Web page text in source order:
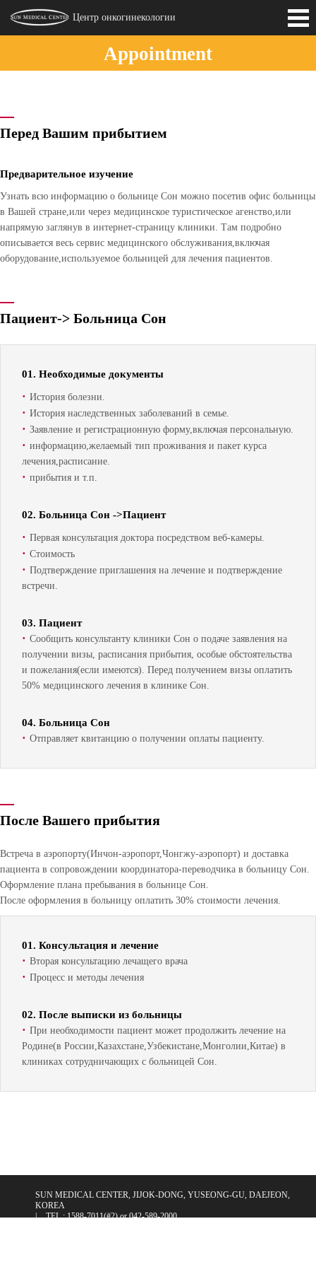
Центр онкогинекологии
Introduction
Appointment
Перед Вашим прибытием
Предварительное изучение
Узнать всю информацию о больнице Сон можно посетив офис больницы
в Вашей стране,или через медицинское туристическое агенство,или
напрямую заглянув в интернет-страницу клиники. Там подробно
описывается весь сервис медицинского обслуживания,включая
оборудование,используемое больницей для лечения пациентов.
Пациент-> Больница Сон
01. Необходимые документы
· История болезни.
· История наследственных заболеваний в семье.
· Заявление и регистрационную форму,включая персональную.
· информацию,желаемый тип проживания и пакет курса
лечения,расписание.
· прибытия и т.п.
02. Больница Сон ->Пациент
· Первая консультация доктора посредством веб-камеры.
· Стоимость
· Подтверждение приглашения на лечение и подтверждение
встречи.
03. Пациент
· Сообщить консультанту клиники Сон о подаче заявления на
получении визы, расписания прибытия, особые обстоятельства
и пожелания(если имеются). Перед получением визы оплатить
50% медицинского лечения в клинике Сон.
04. Больница Сон
· Отправляет квитанцию о получении оплаты пациенту.
После Вашего прибытия
Встреча в аэропорту(Инчон-аэропорт,Чонгжу-аэропорт) и доставка
пациента в сопровождении координатора-переводчика в больницу Сон.
Оформление плана пребывания в больнице Сон.
После оформления в больницу оплатить 30% стоимости лечения.
01. Консультация и лечение
· Вторая консультацию лечащего врача
· Процесс и методы лечения
02. После выписки из больницы
· При необходимости пациент может продолжить лечение на
Родине(в России,Казахстане,Узбекистане,Монголии,Китае) в
клиниках сотрудничающих с больницей Сон.
SUN MEDICAL CENTER, JIJOK-DONG, YUSEONG-GU, DAEJEON,
KOREA
|
TEL : 1588-7011(#2) or 042-589-2000